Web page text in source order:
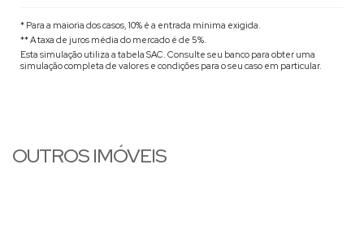
* Para a maioria dos casos, 10% é a entrada mínima exigida.
** A taxa de juros média do mercado é de 5%.
Esta simulação utiliza a tabela SAC. Consulte seu banco para obter uma
simulação completa de valores e condições para o seu caso em particular.
OUTROS IMÓVEIS